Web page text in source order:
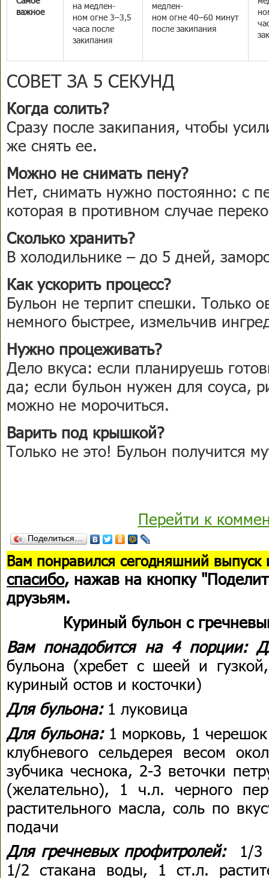
важное
на медлен-
ном огне 3–3,5
часа после
закипания
медлен-
ном огне 40–60 минут
после закипания
СОВЕТ ЗА 5 СЕКУНД
Когда солить?
Сразу после закипания, чтобы
же снять ее.
Можно не снимать пену?
Нет, снимать нужно постоянно: с
которая в противном случае
Сколько хранить?
В холодильнике – до 5 дней,
Как ускорить процесс?
Бульон не терпит спешки. Только
немного быстрее, измельчив
Нужно процеживать?
Дело вкуса: если планируешь
да; если бульон нужен для соуса,
можно не морочиться.
Варить под крышкой?
Только не это! Бульон получится
Перейти к
Поделиться…
Вам понравился сегодняшний выпуск
спасибо, нажав на кнопку
друзьям.
Куриный бульон с
Вам понадобится на 4 порции:
бульона (хребет с шеей и
куриный остов и косточки)
Для бульона: 1 луковица
Для бульона: 1 морковь, 1
клубневого сельдерея весом
зубчика чеснока, 2-3 веточки
(желательно), 1 ч.л. черного
растительного масла, соль по
подачи
Для гречневых профитролей:
1/3
1/2 стакана воды, 1 ст.л.